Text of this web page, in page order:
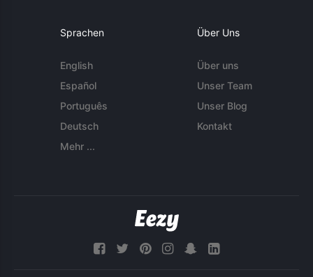
Sprachen
English
Español
Português
Deutsch
Mehr ...
Über Uns
Über uns
Unser Team
Unser Blog
Kontakt